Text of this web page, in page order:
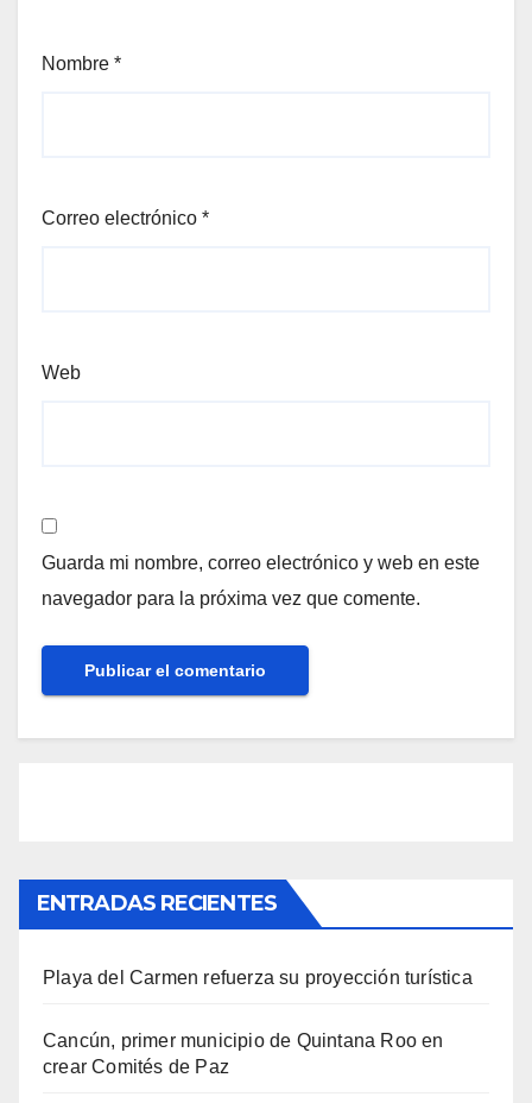
Nombre *
Correo electrónico *
Web
Guarda mi nombre, correo electrónico y web en este
navegador para la próxima vez que comente.
ENTRADAS RECIENTES
Playa del Carmen refuerza su proyección turística
Cancún, primer municipio de Quintana Roo en
crear Comités de Paz